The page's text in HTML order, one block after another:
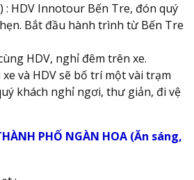
: HDV Innotour Bến Tre, đón quý
Bắt đầu hành trình từ Bến Tre
HDV, nghỉ đêm trên xe.
và HDV sẽ bố trí một vài trạm
khách nghỉ ngơi, thư giản, đi vệ
PHỐ NGÀN HOA (Ăn sáng,